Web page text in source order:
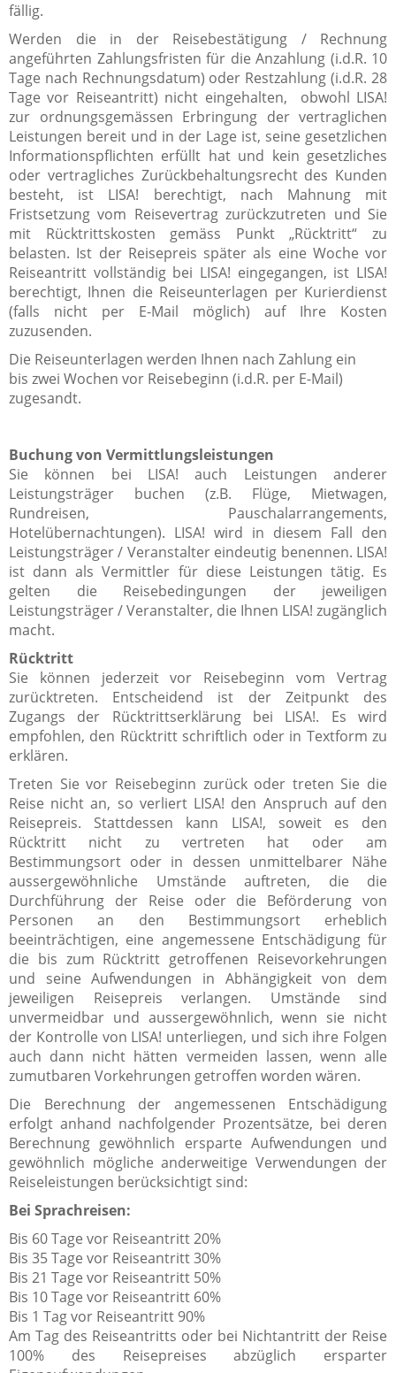
fällig.
Werden die in der Reisebestätigung / Rechnung
angeführten Zahlungsfristen für die Anzahlung (i.d.R. 10
Tage nach Rechnungsdatum) oder Restzahlung (i.d.R. 28
Tage vor Reiseantritt) nicht eingehalten, obwohl LISA!
zur ordnungsgemässen Erbringung der vertraglichen
Leistungen bereit und in der Lage ist, seine gesetzlichen
Informationspflichten erfüllt hat und kein gesetzliches
oder vertragliches Zurückbehaltungsrecht des Kunden
besteht, ist LISA! berechtigt, nach Mahnung mit
Fristsetzung vom Reisevertrag zurückzutreten und Sie
mit Rücktrittskosten gemäss Punkt „Rücktritt“ zu
belasten. Ist der Reisepreis später als eine Woche vor
Reiseantritt vollständig bei LISA! eingegangen, ist LISA!
berechtigt, Ihnen die Reiseunterlagen per Kurierdienst
(falls nicht per E-Mail möglich) auf Ihre Kosten
zuzusenden.
Die Reiseunterlagen werden Ihnen nach Zahlung ein
bis zwei Wochen vor Reisebeginn (i.d.R. per E-Mail)
zugesandt.
Buchung von Vermittlungsleistungen
Sie können bei LISA! auch Leistungen anderer
Leistungsträger buchen (z.B. Flüge, Mietwagen,
Rundreisen, Pauschalarrangements,
Hotelübernachtungen). LISA! wird in diesem Fall den
Leistungsträger / Veranstalter eindeutig benennen. LISA!
ist dann als Vermittler für diese Leistungen tätig. Es
gelten die Reisebedingungen der jeweiligen
Leistungsträger / Veranstalter, die Ihnen LISA! zugänglich
macht.
Rücktritt
Sie können jederzeit vor Reisebeginn vom Vertrag
zurücktreten. Entscheidend ist der Zeitpunkt des
Zugangs der Rücktrittserklärung bei LISA!. Es wird
empfohlen, den Rücktritt schriftlich oder in Textform zu
erklären.
Treten Sie vor Reisebeginn zurück oder treten Sie die
Reise nicht an, so verliert LISA! den Anspruch auf den
Reisepreis. Stattdessen kann LISA!, soweit es den
Rücktritt nicht zu vertreten hat oder am
Bestimmungsort oder in dessen unmittelbarer Nähe
aussergewöhnliche Umstände auftreten, die die
Durchführung der Reise oder die Beförderung von
Personen an den Bestimmungsort erheblich
beeinträchtigen, eine angemessene Entschädigung für
die bis zum Rücktritt getroffenen Reisevorkehrungen
und seine Aufwendungen in Abhängigkeit von dem
jeweiligen Reisepreis verlangen. Umstände sind
unvermeidbar und aussergewöhnlich, wenn sie nicht
der Kontrolle von LISA! unterliegen, und sich ihre Folgen
auch dann nicht hätten vermeiden lassen, wenn alle
zumutbaren Vorkehrungen getroffen worden wären.
Die Berechnung der angemessenen Entschädigung
erfolgt anhand nachfolgender Prozentsätze, bei deren
Berechnung gewöhnlich ersparte Aufwendungen und
gewöhnlich mögliche anderweitige Verwendungen der
Reiseleistungen berücksichtigt sind:
Bei Sprachreisen:
Bis 60 Tage vor Reiseantritt 20%
Bis 35 Tage vor Reiseantritt 30%
Bis 21 Tage vor Reiseantritt 50%
Bis 10 Tage vor Reiseantritt 60%
Bis 1 Tag vor Reiseantritt 90%
Am Tag des Reiseantritts oder bei Nichtantritt der Reise
100% des Reisepreises abzüglich ersparter